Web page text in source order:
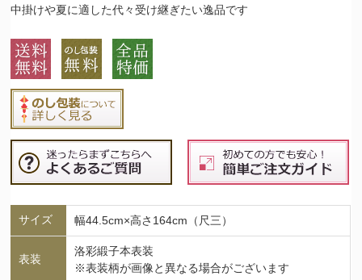
中掛けや夏に適した代々受け継ぎたい逸品です
サイズ 幅44.5cm×高さ164cm（尺三）
表装
洛彩緞子本表装
※表装柄が画像と異なる場合がございます